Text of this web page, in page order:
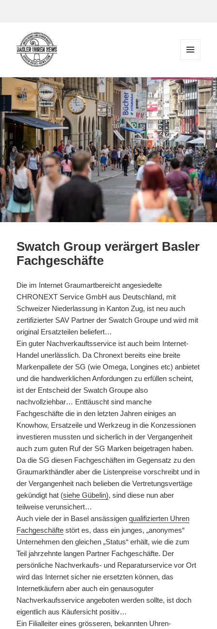
Der Blog rund um Uhren in BaselWIDGETS
Swatch Group verärgert Basler
Fachgeschäfte
Die im Internet Graumartbereicht angesiedelte
CHRONEXT Service GmbH aus Deutschland, mit
Schweizer Niederlassung in Kanton Zug, ist neu auch
zertifizierter SAV Partner der Swatch Groupe und wird mit
original Ersatzteilen beliefert…
Ein guter Nachverkauftsservice ist auch beim Internet-
Handel unerlässlich. Da Chronext bereits eine breite
Markenpallete der SG (wie Omega, Longines etc) anbietet
und die handwerklichen Anfordungen zu erfüllen scheint,
ist der Entscheid der Swatch Groupe also
nachvollziehbar… Enttäuscht sind manche
Fachgeschäfte die in den letzten Jahren einiges an
Knowhow, Ersatzeile und Werkzeug in die Konzessionen
investieren mussten und sicherlich in der Vergangenheit
auch zum guten Ruf der SG Marken beigetragen haben.
Da die SG diesen Fachgeschäften im Gegensatz zu den
Graumarkthändler aber die Listenpreise vorschreibt und in
der Vergangenheit nach belieben die Vertretungsvertäge
gekündigt hat (siehe Gübelin), sind diese nun aber
teilweise verunsichert…
Auch viele der in Basel ansässigenqualifizierten Uhren
Fachgeschäfte stört es, dass ein junges, „anonymes“
Unternehmen den gleichen „Status“ erhält, wie die zum
Teil jahrzehnte langen Partner Fachgeschäfte. Der
persönliche Nachverkaufs- und Reparaturservice vor Ort
wird das Internet sicher nie ersetzten können, das
Internetkäufern aber auch ein genausoguter
Nachverkaufsservice angeboten werden sollte, ist doch
eigentlich aus Käufersicht positiv…
Ein Filialleiter eines grösseren, bekannten Uhren-